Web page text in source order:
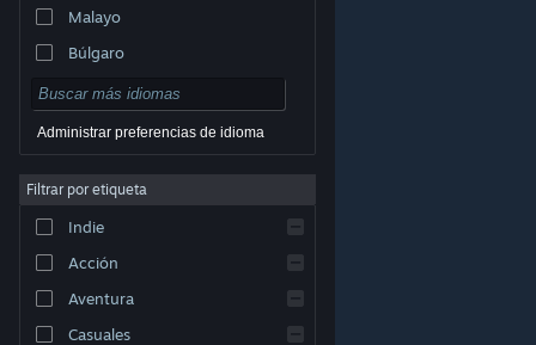
Malayo
Búlgaro
Checo
Danés
Alemán
Inglés
Español (España)
Griego
Administrar preferencias de idioma
Filtrar por etiqueta
Indie
Acción
Aventura
Casuales